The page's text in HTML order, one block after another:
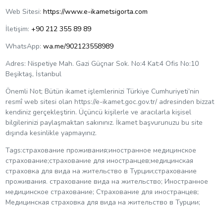
Web Sitesi: https://www.e-ikametsigorta.com
İletişim: +90 212 355 89 89
WhatsApp: wa.me/902123558989
Adres: Nispetiye Mah. Gazi Güçnar Sok. No:4 Kat:4 Ofis No:10
Beşiktaş, İstanbul
Önemli Not; Bütün ikamet işlemlerinizi Türkiye Cumhuriyeti’nin
resmî web sitesi olan https://e-ikamet.goc.gov.tr/ adresinden bizzat
kendiniz gerçekleştirin. Üçüncü kişilerle ve aracılarla kişisel
bilgilerinizi paylaşmaktan sakınınız. İkamet başvurunuzu bu site
dışında kesinlikle yapmayınız.
Tags:страхование проживания;иностранное медицинское
страхование;страхование для иностранцев;медицинская
страховка для вида на жительство в Турции;страхование
проживания. страхование вида на жительство; Иностранное
медицинское страхование; Страхование для иностранцев;
Медицинская страховка для вида на жительство в Турции;